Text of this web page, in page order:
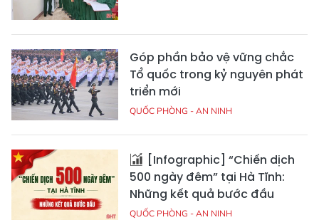
Góp phần bảo vệ vững chắc
Tổ quốc trong kỷ nguyên phát
triển mới
QUỐC PHÒNG - AN NINH
[Infographic] “Chiến dịch
500 ngày đêm” tại Hà Tĩnh:
Những kết quả bước đầu
QUỐC PHÒNG - AN NINH